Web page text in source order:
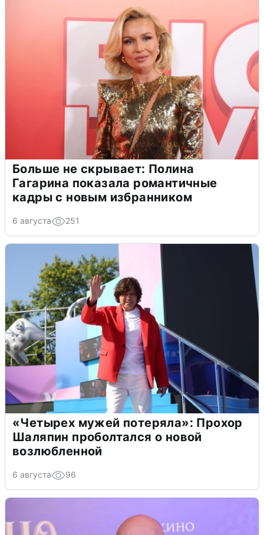
Больше не скрывает: Полина
Гагарина показала романтичные
кадры с новым избранником
6 августа 251
«Четырех мужей потеряла»: Прохор
Шаляпин проболтался о новой
возлюбленной
6 августа 96